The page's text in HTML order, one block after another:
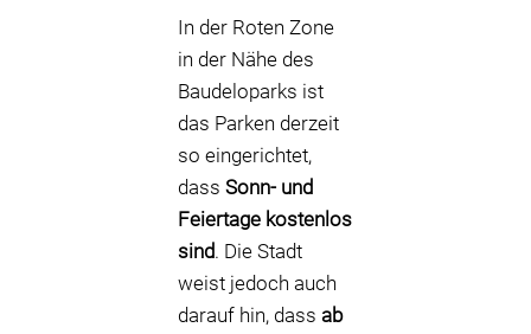
In der Roten Zone
in der Nähe des
Baudeloparks ist
das Parken derzeit
so eingerichtet,
dass Sonn- und
Feiertage kostenlos
sind. Die Stadt
weist jedoch auch
darauf hin, dass ab